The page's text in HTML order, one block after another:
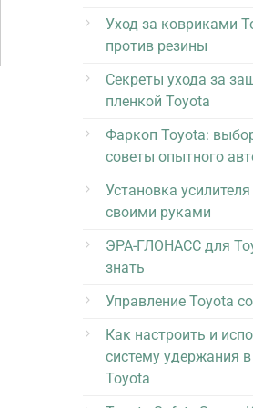
Уход за ковриками
против резины
Секреты ухода за
пленкой Toyota
Фаркоп Toyota:
советы опытного
Установка
своими руками
ЭРА-ГЛОНАСС для
знать
Управление Toyota
Как настроить и
систему удержания
Toyota